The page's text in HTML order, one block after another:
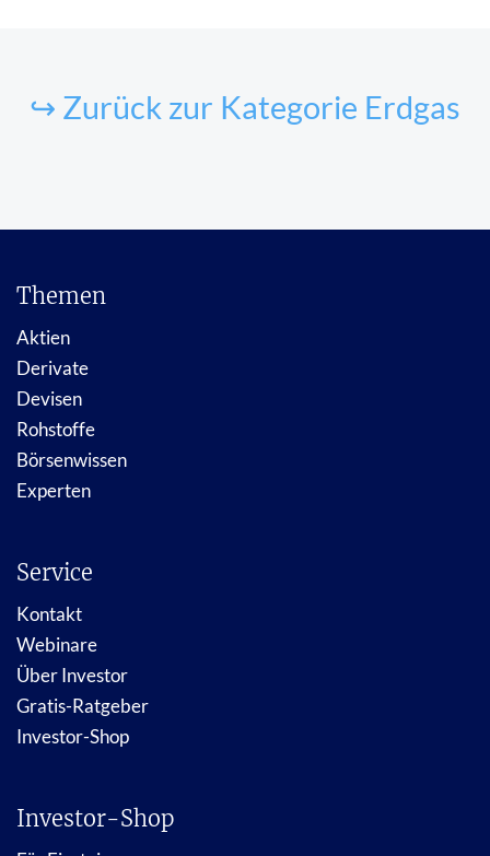
↪ Zurück zur Kategorie Erdgas
Themen
Aktien
Derivate
Devisen
Rohstoffe
Börsenwissen
Experten
Service
Kontakt
Webinare
Über Investor
Gratis-Ratgeber
Investor-Shop
Investor-Shop